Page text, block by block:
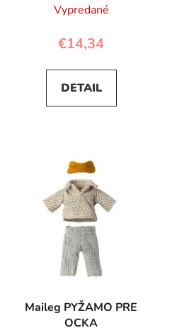
Vypredané
€14,34
DETAIL
Maileg PYŽAMO PRE
OCKA